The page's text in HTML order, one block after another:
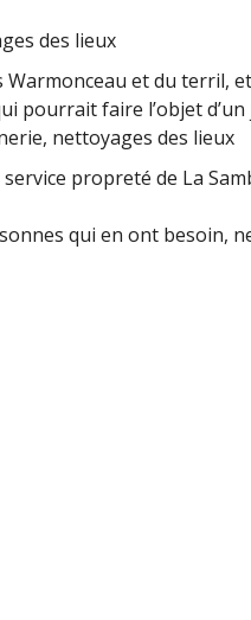
des lieux
et du terril,
pourrait faire l’objet
nettoyages des lieux
propreté de La
qui en ont besoin,